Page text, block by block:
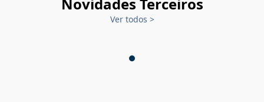
Novidades Terceiros
Ver todos >